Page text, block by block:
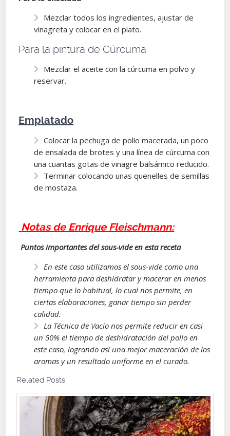
Mezclar todos los ingredientes, ajustar de
vinagreta y colocar en el plato.
Para la pintura de Cúrcuma
Mezclar el aceite con la cúrcuma en polvo y
reservar.
Emplatado
Colocar la pechuga de pollo macerada, un poco
de ensalada de brotes y una línea de cúrcuma con
una cuantas gotas de vinagre balsámico reducido.
Terminar colocando unas quenelles de semillas
de mostaza.
Notas de Enrique Fleischmann:
Puntos importantes del sous-vide en esta receta
En este caso utilizamos el sous-vide como una
herramienta para deshidratar y macerar en menos
tiempo que lo habitual, lo cual nos permite, en
ciertas elaboraciones, ganar tiempo sin perder
calidad.
La Técnica de Vacío nos permite reducir en casi
un 50% el tiempo de deshidratación del pollo en
este caso, logrando así una mejor maceración de los
aromas y un resultado uniforme en el curado.
Related Posts